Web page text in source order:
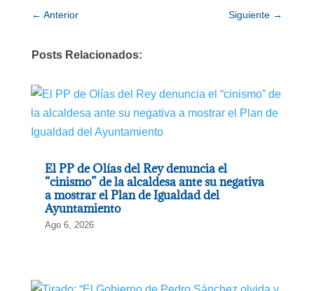
← Anterior Siguiente →
Posts Relacionados:
El PP de Olías del Rey denuncia el
“cinismo” de la alcaldesa ante su negativa
a mostrar el Plan de Igualdad del
Ayuntamiento
Ago 6, 2026